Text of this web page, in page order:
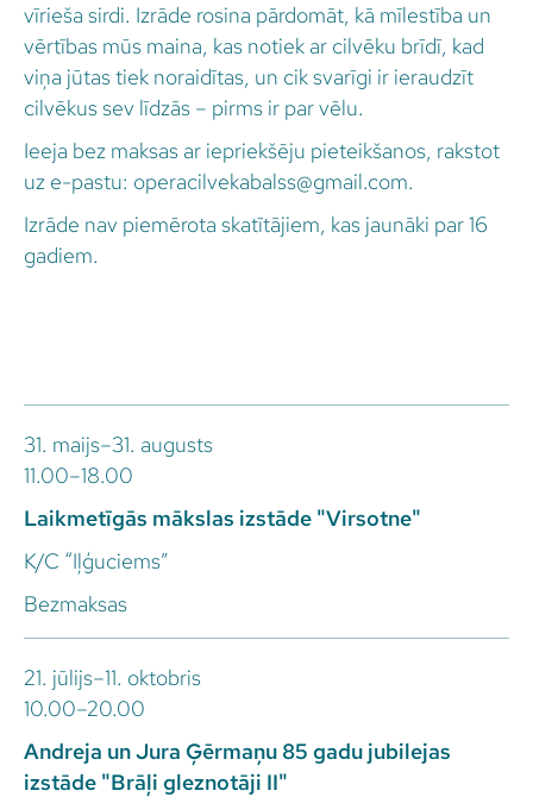
vīrieša sirdi. Izrāde rosina pārdomāt, kā mīlestība un
vērtības mūs maina, kas notiek ar cilvēku brīdī, kad
viņa jūtas tiek noraidītas, un cik svarīgi ir ieraudzīt
cilvēkus sev līdzās – pirms ir par vēlu.
Ieeja bez maksas ar iepriekšēju pieteikšanos, rakstot
uz e-pastu: operacilvekabalss@gmail.com.
Izrāde nav piemērota skatītājiem, kas jaunāki par 16
gadiem.
31. maijs–31. augusts
11.00–18.00
Laikmetīgās mākslas izstāde "Virsotne"
K/C “Iļģuciems”
Bezmaksas
21. jūlijs–11. oktobris
10.00–20.00
Andreja un Jura Ģērmaņu 85 gadu jubilejas
izstāde "Brāļi gleznotāji II"